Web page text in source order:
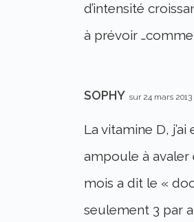
d’intensité
à prévoir
SOPHY sur 24 mars
La vitamine D,
ampoule à avaler
mois a dit le «
seulement 3 par